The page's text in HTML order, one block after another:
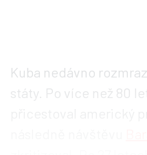
Kuba nedávno
státy. Po více než 80